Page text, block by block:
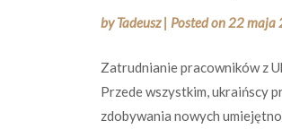
byTadeusz | Posted on22 maja
Zatrudnianie pracowników z
Przede wszystkim, ukraińscy
zdobywania nowych